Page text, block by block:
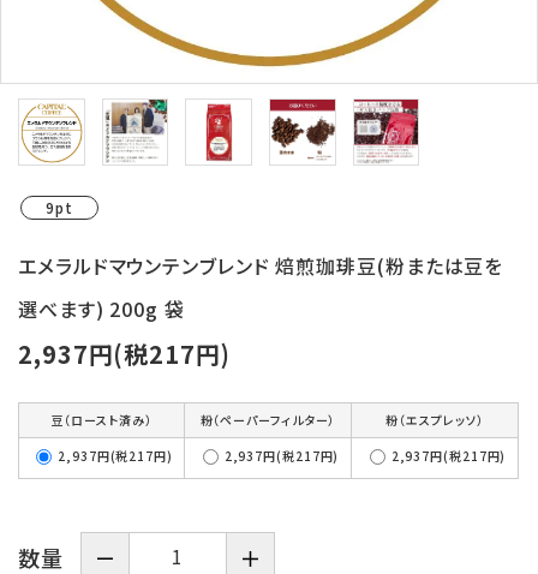
Contents
Information
9pt
エメラルドマウンテンブレンド 焙煎珈琲豆(粉または豆を
選べます) 200g 袋
2,937円(税217円)
豆（ロースト済み） 粉（ペーパーフィルター） 粉（エスプレッソ）
2,937円(税217円) 2,937円(税217円) 2,937円(税217円)
数量 － ＋